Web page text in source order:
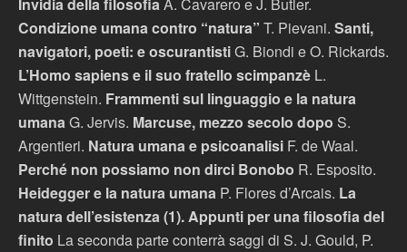
Condizione umana contro “natura” T. Pievani. Santi,
navigatori, poeti: e oscurantistiG. Biondi e O. Rickards.
L’Homo sapiens e il suo fratello scimpanzè L.
Wittgenstein. Frammenti sul linguaggio e la natura
umanaG. Jervis. Marcuse, mezzo secolo dopo S.
Argentieri. Natura umana e psicoanalisi F. de Waal.
Perché non possiamo non dirci Bonobo R. Esposito.
Heidegger e la natura umana P. Flores d’Arcais. La
natura dell’esistenza (1). Appunti per una filosofia del
finito La seconda parte conterrà saggi di S. J. Gould, P.